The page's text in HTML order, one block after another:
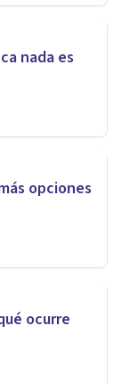
nada es
opciones
ocurre